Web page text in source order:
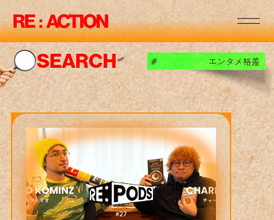
SEARCH
:
:
:
:
:
# エンタメ格差
RE:
RE:
RE:
RE:
RE: